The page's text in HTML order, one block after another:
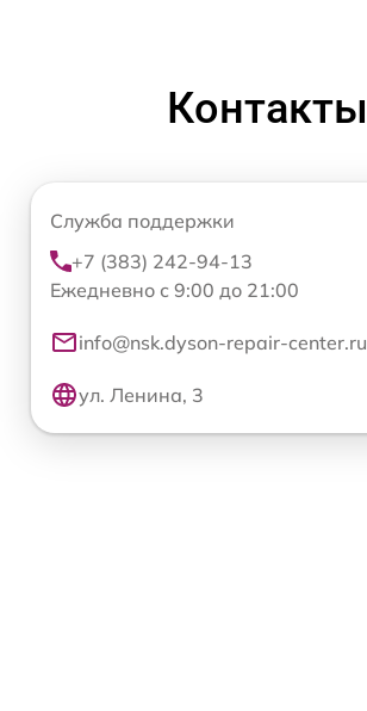
Контакты
Служба поддержки
+7 (383) 242-94-13
Ежедневно с 9:00 до 21:00
info@nsk.dyson-repair-center.ru
ул. Ленина, 3